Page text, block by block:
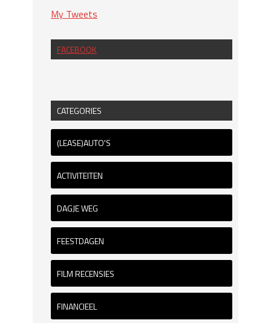
My Tweets
FACEBOOK
CATEGORIES
(LEASE)AUTO'S
ACTIVITEITEN
DAGJE WEG
FEESTDAGEN
FILM RECENSIES
FINANCIEEL